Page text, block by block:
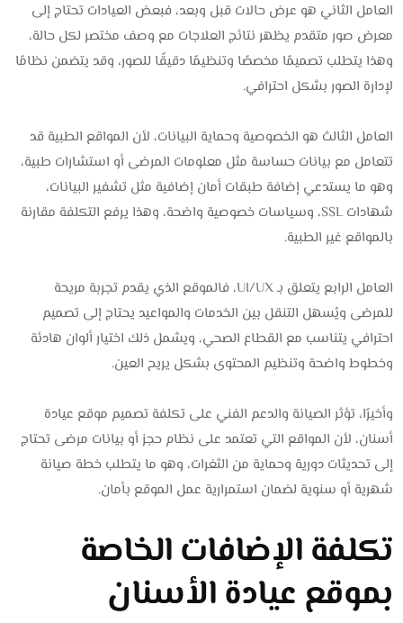
العامل الثاني هو عرض حالات قبل وبعد، فبعض العيادات تحتاج إلى
معرض صور متقدم يظهر نتائج العلاجات مع وصف مختصر لكل حالة،
وهذا يتطلب تصميمًا مخصصًا وتنظيمًا دقيقًا للصور، وقد يتضمن نظامًا
لإدارة الصور بشكل احترافي.
العامل الثالث هو الخصوصية وحماية البيانات، لأن المواقع الطبية قد
تتعامل مع بيانات حساسة مثل معلومات المرضى أو استشارات طبية،
وهو ما يستدعي إضافة طبقات أمان إضافية مثل تشفير البيانات،
شهادات SSL، وسياسات خصوصية واضحة، وهذا يرفع التكلفة مقارنة
بالمواقع غير الطبية.
العامل الرابع يتعلق بـ UI/UX، فالموقع الذي يقدم تجربة مريحة
للمرضى ويُسهل التنقل بين الخدمات والمواعيد يحتاج إلى تصميم
احترافي يتناسب مع القطاع الصحي، ويشمل ذلك اختيار ألوان هادئة
وخطوط واضحة وتنظيم المحتوى بشكل يريح العين.
وأخيرًا، تؤثر الصيانة والدعم الفني على تكلفة تصميم موقع عيادة
أسنان، لأن المواقع التي تعتمد على نظام حجز أو بيانات مرضى تحتاج
إلى تحديثات دورية وحماية من الثغرات، وهو ما يتطلب خطة صيانة
شهرية أو سنوية لضمان استمرارية عمل الموقع بأمان.
تكلفة الإضافات الخاصة
بموقع عيادة الأسنان